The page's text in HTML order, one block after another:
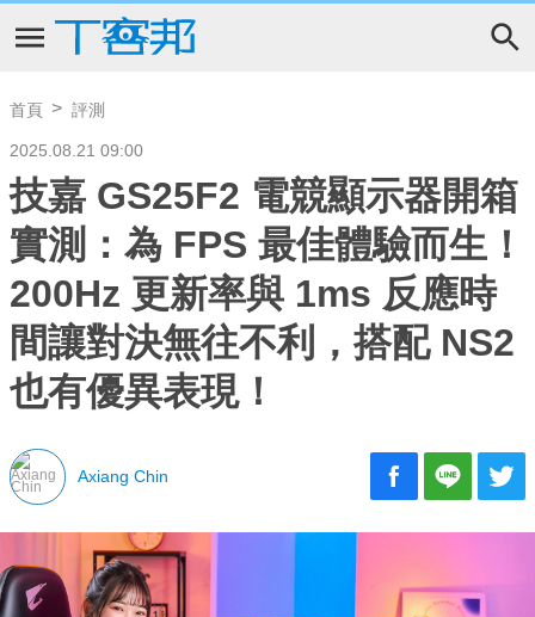
首頁 評測
2025.08.21 09:00
技嘉 GS25F2 電競顯示器開箱
實測：為 FPS 最佳體驗而生！
200Hz 更新率與 1ms 反應時
間讓對決無往不利，搭配 NS2
也有優異表現！
Axiang Chin